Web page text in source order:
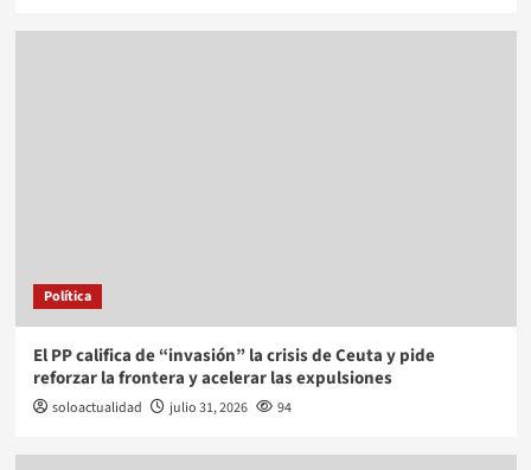
Política
El PP califica de “invasión” la crisis de Ceuta y pide
reforzar la frontera y acelerar las expulsiones
soloactualidad julio 31, 2026 94